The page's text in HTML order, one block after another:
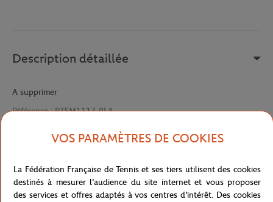
Description détaillée
A supprimer
Référence :RTSM1117-BLA
Caractéristiques
VOS PARAMÈTRES DE COOKIES
La Fédération Française de Tennis et ses tiers utilisent des cookies
destinés à mesurer l'audience du site internet et vous proposer
des services et offres adaptés à vos centres d'intérêt. Des cookies